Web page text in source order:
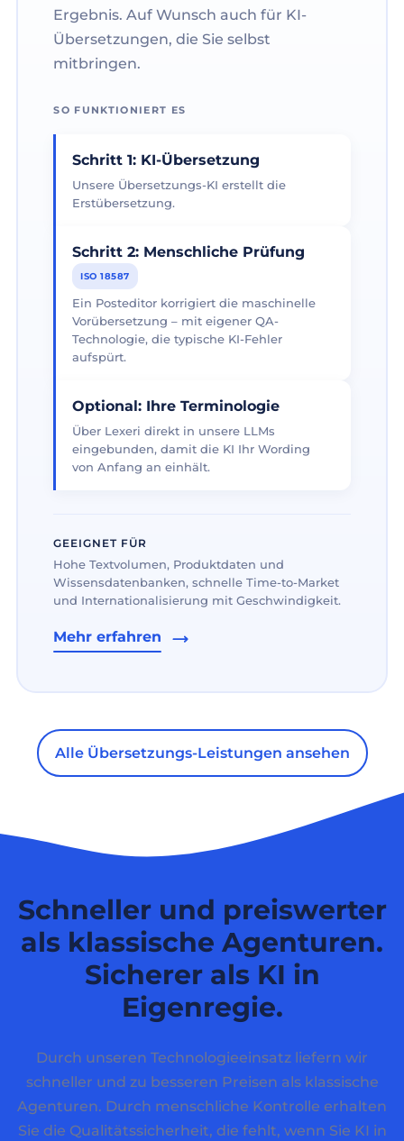
Ergebnis. Auf Wunsch auch für KI-
Übersetzungen, die Sie selbst
mitbringen.
SO FUNKTIONIERT ES
Schritt 1: KI-Übersetzung
Unsere Übersetzungs-KI erstellt die
Erstübersetzung.
Schritt 2: Menschliche Prüfung
ISO 18587
Ein Posteditor korrigiert die maschinelle
Vorübersetzung – mit eigener QA-
Technologie, die typische KI-Fehler
aufspürt.
Optional: Ihre Terminologie
Über Lexeri direkt in unsere LLMs
eingebunden, damit die KI Ihr Wording
von Anfang an einhält.
GEEIGNET FÜR
Hohe Textvolumen, Produktdaten und
Wissensdatenbanken, schnelle Time-to-Market
und Internationalisierung mit Geschwindigkeit.
Mehr erfahren
Alle Übersetzungs-Leistungen ansehen
Schneller und preiswerter
als klassische Agenturen.
Sicherer als KI in
Eigenregie.
Durch unseren Technologieeinsatz liefern wir
schneller und zu besseren Preisen als klassische
Agenturen. Durch menschliche Kontrolle erhalten
Sie die Qualitätssicherheit, die fehlt, wenn Sie KI in